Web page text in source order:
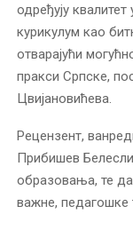
одређују
курикулум као
отварајући
пракси Српске,
Цвијановићева.
Рецензент,
Прибишев
образовања, те да
важне, педагошке